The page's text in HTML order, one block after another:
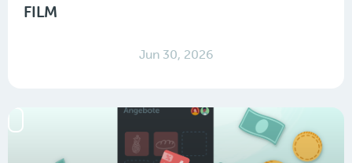
FILM
Jun 30, 2026